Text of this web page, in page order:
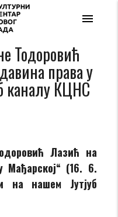
menu
Тодоровић
права у
каналу КЦНС
Лазић на
Мађарској“ (16. 6.
на нашем Јутјуб